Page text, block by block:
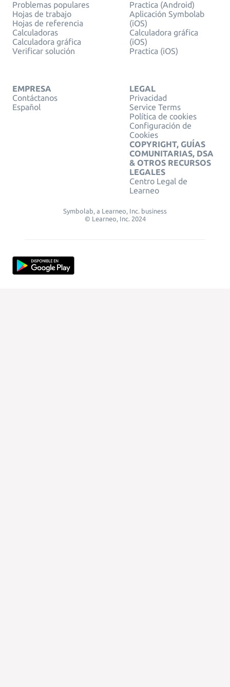
Problemas populares
Hojas de trabajo
Hojas de referencia
Calculadoras
Calculadora gráfica
Verificar solución
Practica (Android)
Aplicación Symbolab
(iOS)
Calculadora gráfica
(iOS)
Practica (iOS)
EMPRESA
Contáctanos
Español
LEGAL
Privacidad
Service Terms
Política de cookies
Configuración de
Cookies
COPYRIGHT, GUÍAS
COMUNITARIAS, DSA
& OTROS RECURSOS
LEGALES
Centro Legal de
Learneo
Symbolab, a Learneo, Inc. business
© Learneo, Inc. 2024